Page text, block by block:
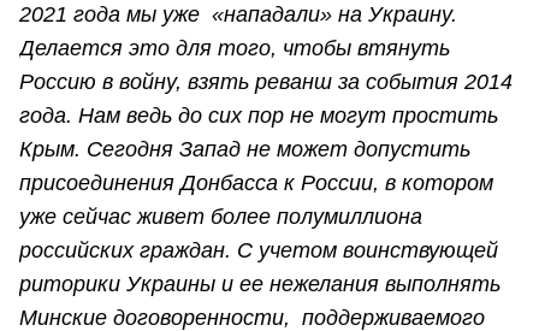
2021 года мы уже «нападали» на Украину.
Делается это для того, чтобы втянуть
Россию в войну, взять реванш за события 2014
года. Нам ведь до сих пор не могут простить
Крым. Сегодня Запад не может допустить
присоединения Донбасса к России, в котором
уже сейчас живет более полумиллиона
российских граждан. С учетом воинствующей
риторики Украины и ее нежелания выполнять
Минские договоренности, поддерживаемого